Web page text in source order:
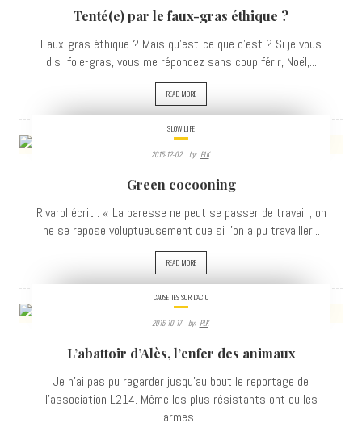
3504Tenté(e) par le faux-gras éthique ?
Faux-gras éthique ? Mais qu'est-ce que c'est ? Si je vous
dis foie-gras, vous me répondez sans coup férir, Noël,...
READ MORE
SLOW LIFE
2015-12-02 By: PLK
Green cocooning
Rivarol écrit : « La paresse ne peut se passer de travail ; on
ne se repose voluptueusement que si l'on a pu travailler...
READ MORE
CAUSETTES SUR L'ACTU
2015-10-17 By: PLK
L’abattoir d’Alès, l’enfer des animaux
Je n'ai pas pu regarder jusqu'au bout le reportage de
l'association L214. Même les plus résistants ont eu les
larmes...